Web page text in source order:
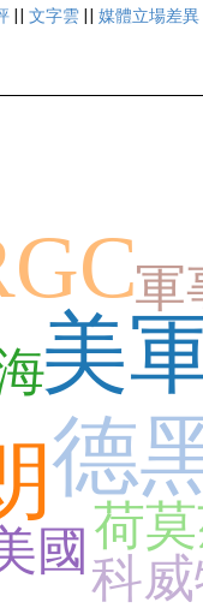
|| 文字雲 || 媒體立場差異
美
德
荷
國 科
軍